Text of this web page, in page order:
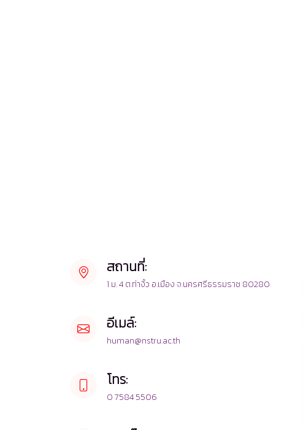
สถานที่:
1 ม. 4 ต.ท่างิ้ว อ.เมือง จ.นครศรีธรรมราช 80280
อีเมล์:
human@nstru.ac.th
โทร:
0 7584 5506